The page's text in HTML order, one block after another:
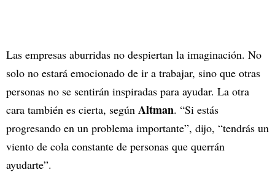
Las empresas aburridas no despiertan la imaginación. No
solo no estará emocionado de ir a trabajar, sino que otras
personas no se sentirán inspiradas para ayudar. La otra
cara también es cierta, según Altman. “Si estás
progresando en un problema importante”, dijo, “tendrás un
viento de cola constante de personas que querrán
ayudarte”.